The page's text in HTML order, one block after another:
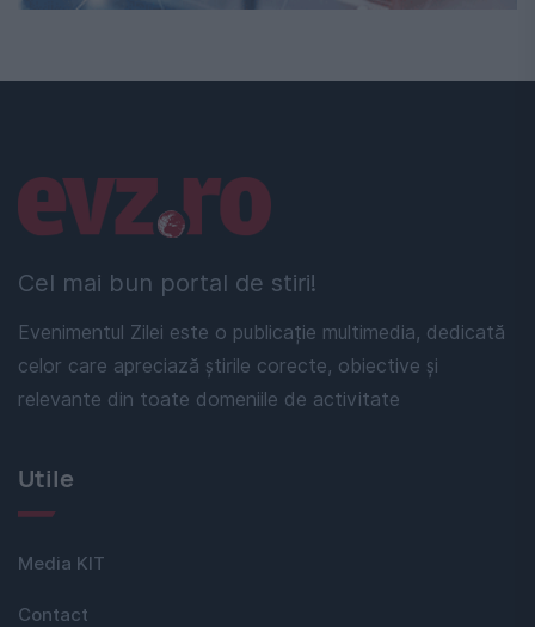
Cel mai bun portal de stiri!
Evenimentul Zilei este o publicație multimedia, dedicată
celor care apreciază știrile corecte, obiective și
relevante din toate domeniile de activitate
Linkuri utile
Utile
Media KIT
Contact